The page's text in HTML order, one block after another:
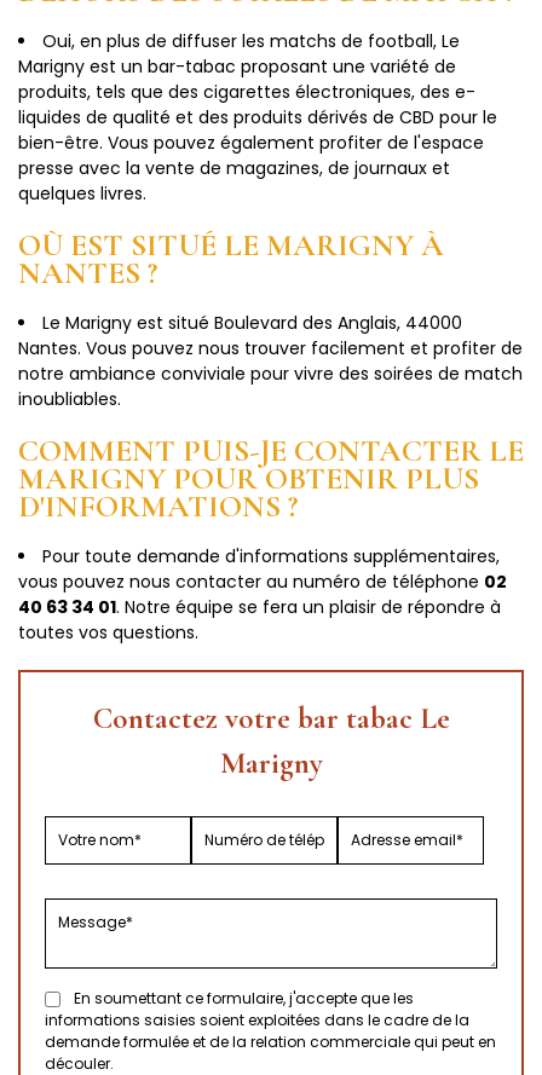
Oui, en plus de diffuser les matchs de football, Le
Marigny est un bar-tabac proposant une variété de
produits, tels que des cigarettes électroniques, des e-
liquides de qualité et des produits dérivés de CBD pour le
bien-être. Vous pouvez également profiter de l'espace
presse avec la vente de magazines, de journaux et
quelques livres.
OÙ EST SITUÉ LE MARIGNY À
NANTES ?
Le Marigny est situé Boulevard des Anglais, 44000
Nantes. Vous pouvez nous trouver facilement et profiter de
notre ambiance conviviale pour vivre des soirées de match
inoubliables.
COMMENT PUIS-JE CONTACTER LE
MARIGNY POUR OBTENIR PLUS
D'INFORMATIONS ?
Pour toute demande d'informations supplémentaires,
vous pouvez nous contacter au numéro de téléphone 02
40 63 34 01. Notre équipe se fera un plaisir de répondre à
toutes vos questions.
Contactez votre bar tabac Le
Marigny
En soumettant ce formulaire, j'accepte que les
informations saisies soient exploitées dans le cadre de la
demande formulée et de la relation commerciale qui peut en
découler.